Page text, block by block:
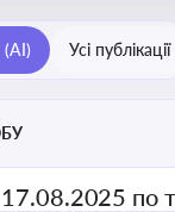
(AI) Усі публікації
по